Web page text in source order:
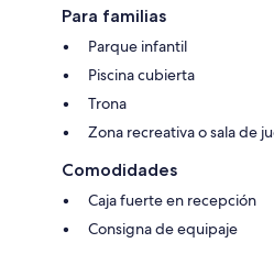
Para familias
Parque infantil
Piscina cubierta
Trona
Zona recreativa o sala de
Comodidades
Caja fuerte en recepción
Consigna de equipaje